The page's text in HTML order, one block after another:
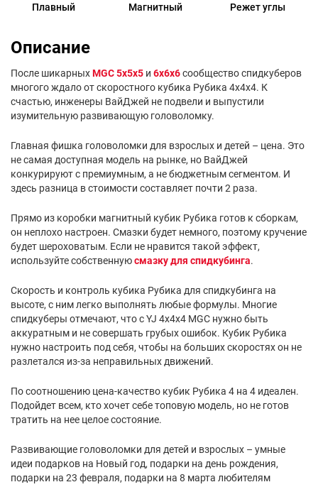
Плавный Магнитный Режет углы
Описание
После шикарныхMGC 5x5x5 и 6x6x6сообщество спидкуберов
многого ждало от скоростного кубика Рубика 4x4x4. К
счастью, инженеры ВайДжей не подвели и выпустили
изумительную развивающую головоломку.
Главная фишка головоломки для взрослых и детей – цена. Это
не самая доступная модель на рынке, но ВайДжей
конкурируют с премиумным, а не бюджетным сегментом. И
здесь разница в стоимости составляет почти 2 раза.
Прямо из коробки магнитный кубик Рубика готов к сборкам,
он неплохо настроен. Смазки будет немного, поэтому кручение
будет шероховатым. Если не нравится такой эффект,
используйте собственнуюсмазку для спидкубинга.
Скорость и контроль кубика Рубика для спидкубинга на
высоте, с ним легко выполнять любые формулы. Многие
спидкуберы отмечают, что с YJ 4x4x4 MGC нужно быть
аккуратным и не совершать грубых ошибок. Кубик Рубика
нужно настроить под себя, чтобы на больших скоростях он не
разлетался из-за неправильных движений.
По соотношению цена-качество кубик Рубика 4 на 4 идеален.
Подойдет всем, кто хочет себе топовую модель, но не готов
тратить на нее целое состояние.
Развивающие головоломки для детей и взрослых – умные
идеи подарков на Новый год, подарки на день рождения,
подарки на 23 февраля, подарки на 8 марта любителям